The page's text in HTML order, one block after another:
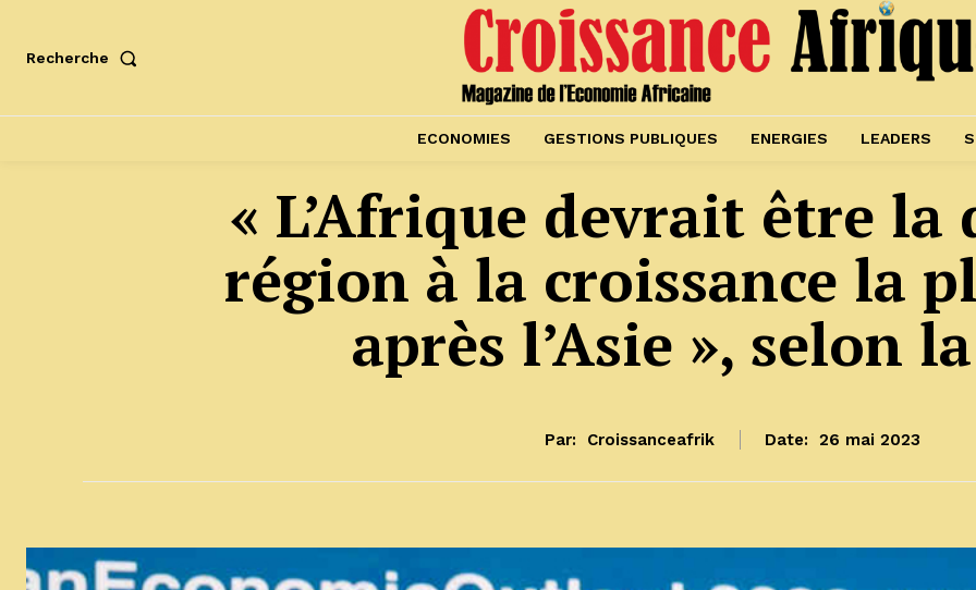
Recherche
ECONOMIES GESTIONS PUBLIQUES ENERGIES LEADERS
« L’Afrique devrait être la
région à la croissance la
après l’Asie », selon
Par: Croissanceafrik Date: 26 mai 2023